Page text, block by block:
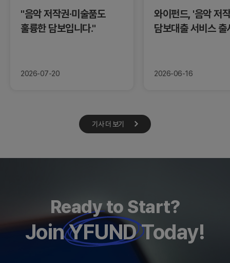
"음악 저작권·미술품도
훌륭한 담보입니다."
2026-07-20
와이펀드, '음악 저
담보대출 서비스 출
2026-06-16
기사 더 보기
Ready to Start?
JoinYFUNDToday!